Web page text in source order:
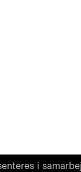
i samarbejde